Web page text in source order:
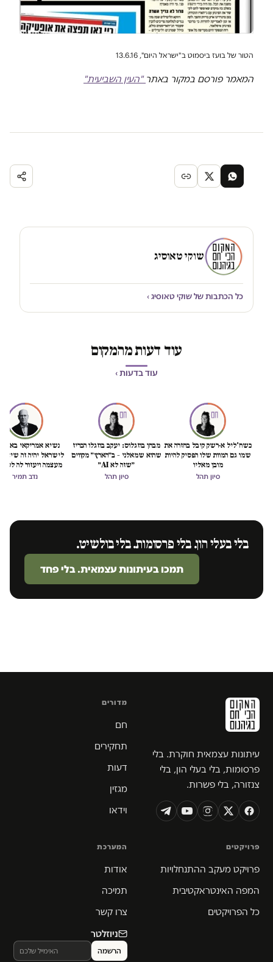
הטור של בועז ביסמוט ב"ישראל היום", 13.6.16
המאמר פורסם במקור באתר "העין השביעית"
שוקי טאוסיג
כל הכתבות של שוקי טאוסיג ›
עוד דעות מהמקום
עוד בדעות ›
כשח'ליל א-רשק קיבל בחזרה את
שמו גם המוות שלו הפסיק להיות
מובן מאליו
סיון תהל
מבחן בוזגלוס: יעקב בוזגלו הכריז
שהוא שמאלני – ב״הארץ״ מקווים
״שזה לא AI״
סיון תהל
נשיא אמריקאי באמת
לישראל יהיה זה
מעצמה ויעזור לה
הכיבוש
נדב תמיר
בלי בעלי הון. בלי פרסומות. בלי בולשיט.
תמכו בעיתונות עצמאית. בלי פחד
עיתונות עצמאית חוקרת. בלי
פרסומות, בלי בעלי הון, בלי
צנזורה, בלי פשרות.
מדורים
חם
תחקירים
דעות
מגזין
וידאו
פרויקטים
פרויקט מעקב ההתנחלויות
המפה האינטראקטיבית
כל הפרויקטים
המערכת
אודות
תמיכה
צרו קשר
ניוזלטר